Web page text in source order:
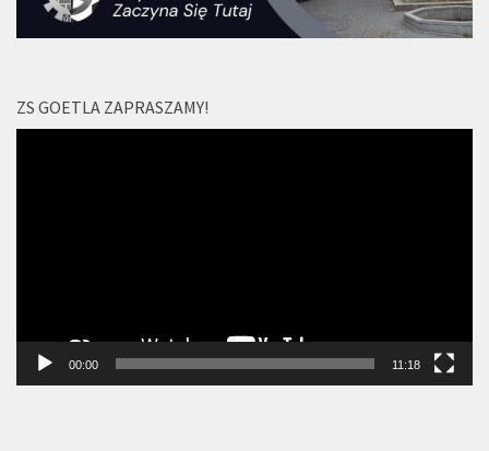
ZS GOETLA ZAPRASZAMY!
00:00 11:18